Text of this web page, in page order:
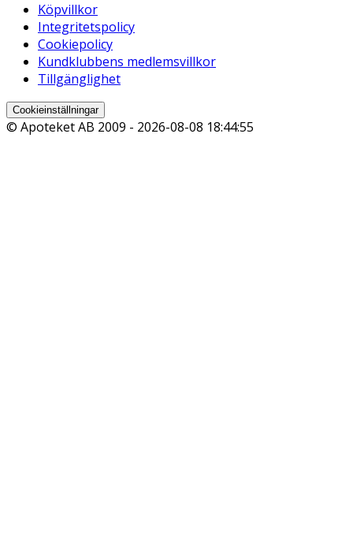
Köpvillkor
Integritetspolicy
Cookiepolicy
Kundklubbens medlemsvillkor
Tillgänglighet
Cookieinställningar
© Apoteket AB 2009 - 2026-08-08 18:44:55